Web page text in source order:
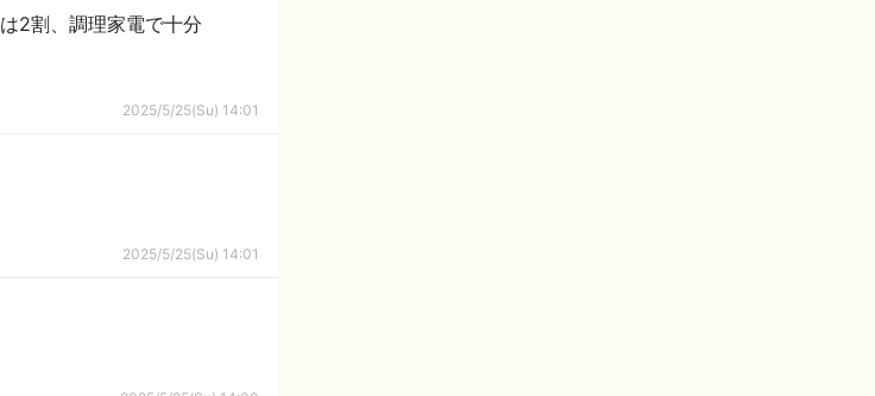
2割、調理家電で十分
2025/5/25(Su) 14:01
2025/5/25(Su) 14:01